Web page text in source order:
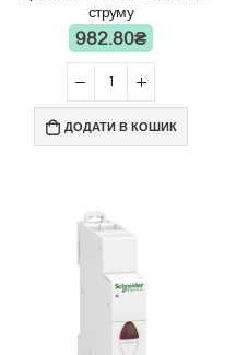
струму
982.80₴
ДОДАТИ В КОШИК